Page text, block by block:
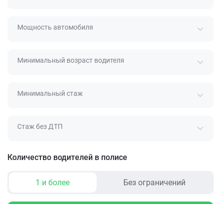
Мощность автомобиля
Минимальный возраст водителя
Минимальный стаж
Стаж без ДТП
Количество водителей в полисе
1 и более Без ограничений